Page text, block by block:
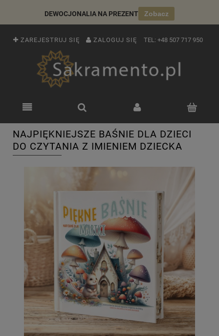
DEWOCJONALIA NA PREZENT Zobacz
ZAREJESTRUJ SIĘ ZALOGUJ SIĘ TEL: +48 507 717 950
NAJPIĘKNIEJSZE BAŚNIE DLA DZIECI
DO CZYTANIA Z IMIENIEM DZIECKA